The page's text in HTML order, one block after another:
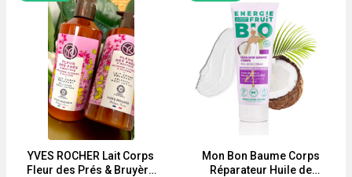
YVES ROCHER Lait Corps
Fleur des Prés & Bruyère
Mon Bon Baume Corps
Réparateur Huile de